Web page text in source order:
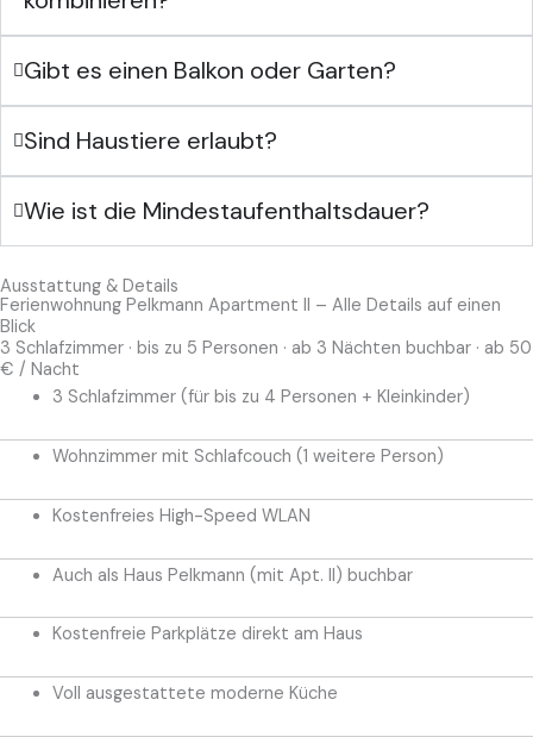
Gibt es einen Balkon oder Garten?
Sind Haustiere erlaubt?
Wie ist die Mindestaufenthaltsdauer?
Ausstattung & Details
Ferienwohnung Pelkmann Apartment II – Alle Details auf einen
Blick
3 Schlafzimmer · bis zu 5 Personen · ab 3 Nächten buchbar · ab 50
€ / Nacht
3 Schlafzimmer (für bis zu 4 Personen + Kleinkinder)
Wohnzimmer mit Schlafcouch (1 weitere Person)
Kostenfreies High-Speed WLAN
Auch als Haus Pelkmann (mit Apt. II) buchbar
Kostenfreie Parkplätze direkt am Haus
Voll ausgestattete moderne Küche